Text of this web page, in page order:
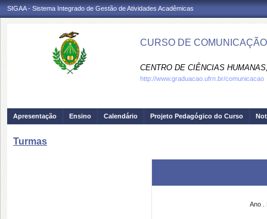
SIGAA - Sistema Integrado de Gestão de Atividades Acadêmicas
CURSO DE
CENTRO DE CIÊNCIAS
http://www.graduacao.ufrn.br/comunicacao
Apresentação Ensino Calendário Projeto Pedagógico do Curso
Turmas
Ano